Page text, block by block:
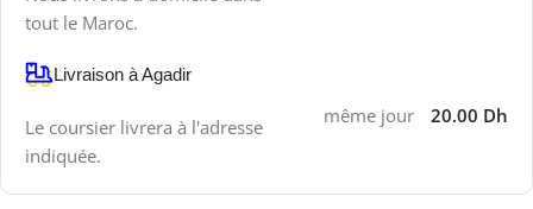
tout le Maroc.
Livraison à Agadir
Le coursier livrera à l'adresse
indiquée.
même jour 20.00 Dh